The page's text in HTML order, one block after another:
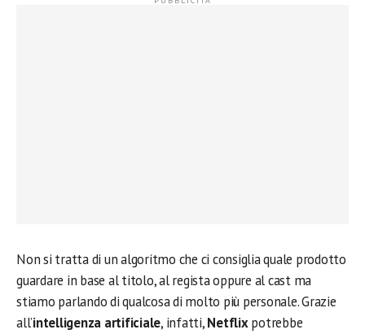
Non si tratta di un algoritmo che ci consiglia quale prodotto
guardare in base al titolo, al regista oppure al cast ma
stiamo parlando di qualcosa di molto più personale. Grazie
all’intelligenza artificiale, infatti,Netflixpotrebbe